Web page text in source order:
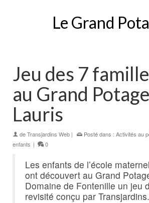
Le Grand
Jeu des 7
au Grand
Lauris
deTransjardins Web | Posté dans : Activités au
enfants | 0
Les enfants de l’école
ont découvert au Grand
Domaine de Fontenille un jeu
revisité conçu par Transjardins.